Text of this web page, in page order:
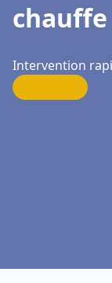
Intervention